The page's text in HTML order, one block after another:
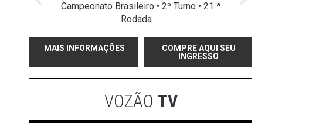
Campeonato Brasileiro • 2º Turno • 21 ª
Rodada
MAIS INFORMAÇÕES
COMPRE AQUI SEU
INGRESSO
VOZÃO TV